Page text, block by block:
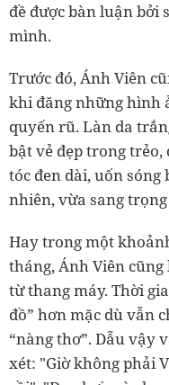
đề được bàn luận bởi
mình.
Trước đó, Ánh Viên
khi đăng những hình
quyến rũ. Làn da
bật vẻ đẹp trong
tóc đen dài, uốn sóng
nhiên, vừa sang
Hay trong một
tháng, Ánh Viên
từ thang máy. Thời
đồ” hơn mặc dù vẫn
“nàng thơ”. Dẫu vậy
xét: "Giờ không phải